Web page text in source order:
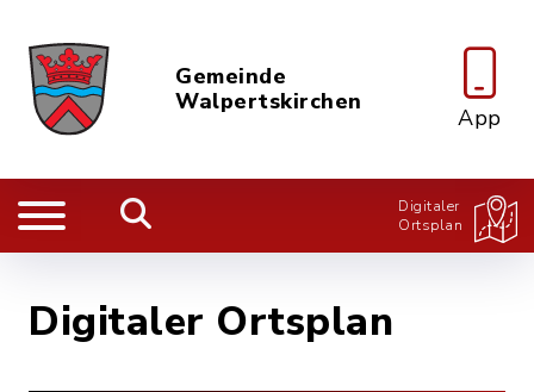
Gemeinde
Walpertskirchen
App
Digitaler
Ortsplan
Digitaler Ortsplan